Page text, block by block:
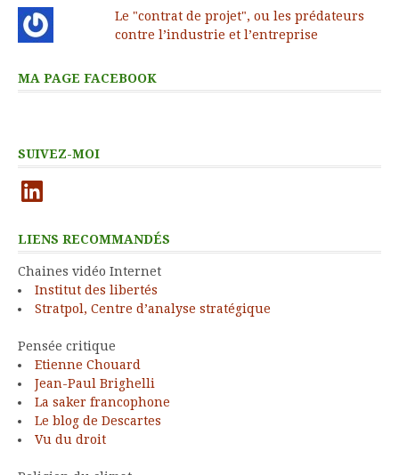
Le "contrat de projet", ou les prédateurs
contre l’industrie et l’entreprise
MA PAGE FACEBOOK
SUIVEZ-MOI
LinkedIn
LIENS RECOMMANDÉS
Chaines vidéo Internet
Institut des libertés
Stratpol, Centre d’analyse stratégique
Pensée critique
Etienne Chouard
Jean-Paul Brighelli
La saker francophone
Le blog de Descartes
Vu du droit